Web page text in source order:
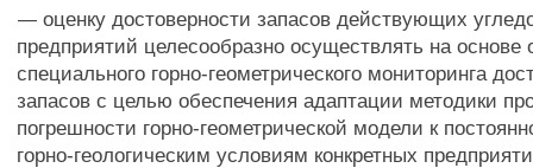
— оценку достоверности запасов действующих
предприятий целесообразно осуществлять на основе
специального горно-геометрического мониторинга
запасов с целью обеспечения адаптации методики
погрешности горно-геометрической модели к
горно-геологическим условиям конкретных